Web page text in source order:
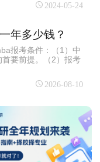
2024-05-24
年多少钱？
报考条件：（1）中
要前提。（2）报考
2026-08-10